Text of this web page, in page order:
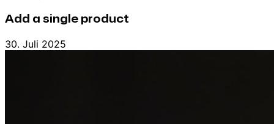
Add a single product
30. Juli 2025